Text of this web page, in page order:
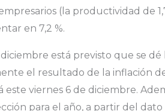
(la productividad de
en 7,2 %.
está previsto que se
el resultado de la inflación
este viernes 6 de diciembre.
para el año, a partir del